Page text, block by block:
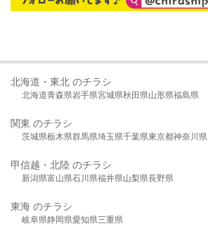
北海道・東北 のチラシ
北海道青森県岩手県宮城県秋田県山形県福島県
関東 のチラシ
茨城県栃木県群馬県埼玉県千葉県東京都神奈川県
甲信越・北陸 のチラシ
新潟県富山県石川県福井県山梨県長野県
東海 のチラシ
岐阜県静岡県愛知県三重県